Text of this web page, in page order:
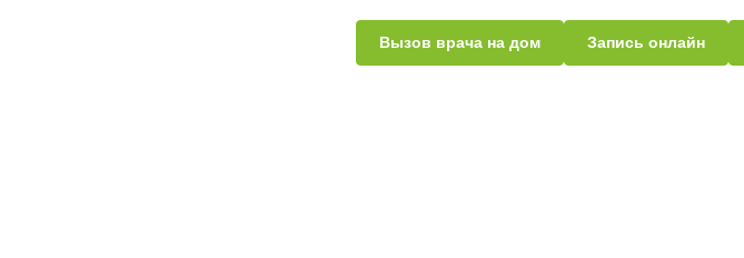
Вызов врача на дом Запись онлайн